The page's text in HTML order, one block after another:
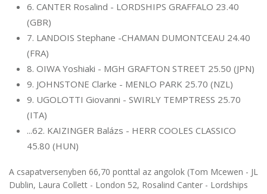
6. CANTER Rosalind - LORDSHIPS GRAFFALO 23.40
(GBR)
7. LANDOIS Stephane -CHAMAN DUMONTCEAU 24.40
(FRA)
8. OIWA Yoshiaki - MGH GRAFTON STREET 25.50 (JPN)
9. JOHNSTONE Clarke - MENLO PARK 25.70 (NZL)
9. UGOLOTTI Giovanni - SWIRLY TEMPTRESS 25.70
(ITA)
...62. KAIZINGER Balázs - HERR COOLES CLASSICO
45.80 (HUN)
A csapatversenyben 66,70 ponttal az angolok (Tom Mcewen - JL
Dublin, Laura Collett - London 52, Rosalind Canter - Lordships